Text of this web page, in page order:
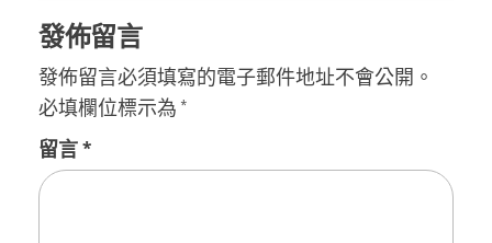
發佈留言
發佈留言必須填寫的電子郵件地址不會公開。
必填欄位標示為 *
留言*